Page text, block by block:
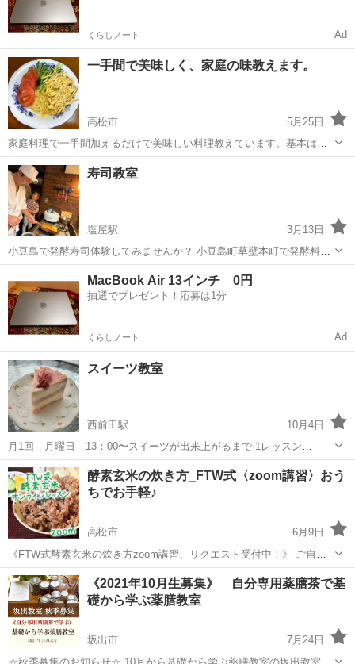
くらしノート Ad
一手間で美味しく、家庭の味教えます。
高松市
5月25日
家庭料理で一手間加えるだけで美味しい料理教えています。基本は無
料ですが材料費などの経費のみ負担ください。出来た料理は食べても
良いし持ち帰っても良いです。
香川 高松市 その他
寿司教室
塩屋駅
3月13日
小豆島で発酵寿司体験してみませんか？ 小豆島町草壁本町で発酵料理
教室、 江戸前寿司教室を主宰しております。 出張も承ってます。 江
戸前寿司の基礎、 江戸前寿司以前のいにしえの鮓、 琵琶湖のふなずし
も体験できます。 ...
MacBook Air 13インチ 0円
抽選でプレゼント！応募は1分
くらしノート Ad
スイーツ教室
西前田駅
10月4日
月1回 月曜日 13：00〜スイーツが出来上がるまで 1レッスン
¥3500(材料費込み) 月1回 1年間 マンツーマン カフェ提供のスイー
ツ作りです。 エプロン.ハンドミキサー、5号(直径15cm)底取れケーキ
型をお持...
香川 高松市 西前田駅 お菓子 スイーツ
酵素玄米の炊き方_FTW式〈zoom講習〉おう
ちでお手軽♪
高松市
6月9日
《FTW式酵素玄米の炊き方zoom講習、リクエスト受付中！》 ご自宅
にいながら、おいしい酵素玄米の炊き方が zoomオンラインで学べま
す♪ 認定酵素マイスターが酵素玄米本来の素晴らしさをお伝えしてい
ます ...
香川 高松市 玄米
《2021年10月生募集》 自分専用薬膳茶で基
礎から学ぶ薬膳教室
坂出市
7月24日